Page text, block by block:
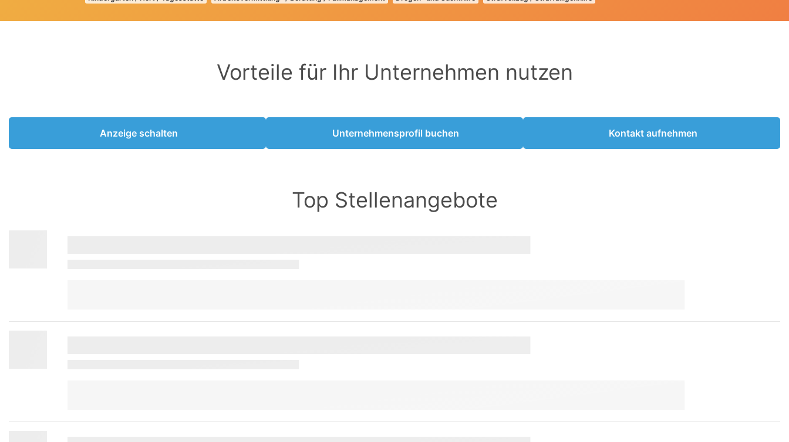
Vorteile für Ihr Unternehmen nutzen
Anzeige schalten Unternehmensprofil buchen Kontakt aufnehmen
Top Stellenangebote